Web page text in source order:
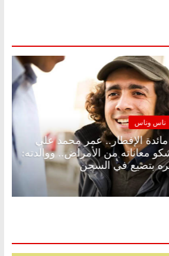
ناس وناس
الإفطار.. عمر محمد علي
معاناته من الأمراض.. ووالدته: